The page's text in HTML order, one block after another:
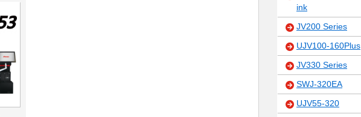
ink
JV200 Series
UJV100-160Plus
JV330 Series
SWJ-320EA
UJV55-320